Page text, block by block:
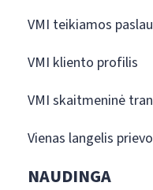
VMI teikiamos
VMI kliento profilis
VMI skaitmeninė
Vienas langelis
NAUDINGA